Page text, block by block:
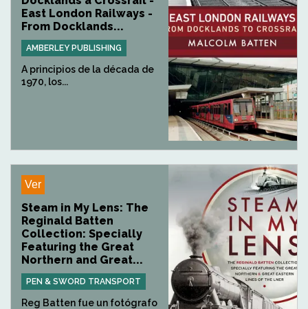
East London Railways -
From Docklands...
AMBERLEY PUBLISHING
A principios de la década de
1970, los...
Ver
Steam in My Lens: The
Reginald Batten
Collection: Specially
Featuring the Great
Northern and Great...
PEN & SWORD TRANSPORT
Reg Batten fue un fotógrafo